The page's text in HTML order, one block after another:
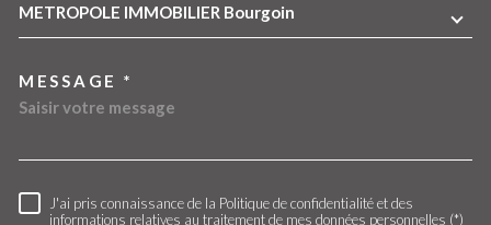
METROPOLE IMMOBILIER Bourgoin
MESSAGE *
RÈGLEMENTATION
J'ai pris connaissance de la Politique de confidentialité et des
informations relatives au traitement de mes données personnelles (*)